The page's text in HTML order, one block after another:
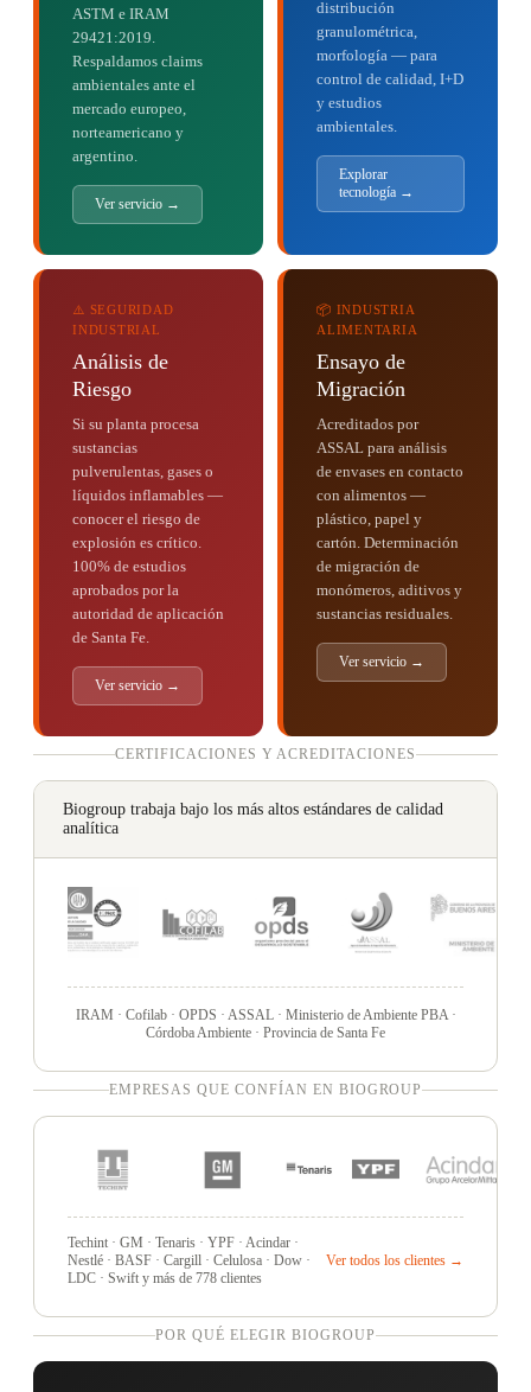
ASTM e IRAM
29421:2019.
Respaldamos claims
ambientales ante el
mercado europeo,
norteamericano y
argentino.
Ver servicio →
distribución
granulométrica,
morfología — para
control de calidad, I+D
y estudios
ambientales.
Explorar
tecnología →
⚠️ SEGURIDAD
INDUSTRIAL
Análisis de
Riesgo
Si su planta procesa
sustancias
pulverulentas, gases o
líquidos inflamables —
conocer el riesgo de
explosión es crítico.
100% de estudios
aprobados por la
autoridad de aplicación
de Santa Fe.
Ver servicio →
📦 INDUSTRIA
ALIMENTARIA
Ensayo de
Migración
Acreditados por
ASSAL para análisis
de envases en contacto
con alimentos —
plástico, papel y
cartón. Determinación
de migración de
monómeros, aditivos y
sustancias residuales.
Ver servicio →
CERTIFICACIONES Y ACREDITACIONES
Biogroup trabaja bajo los más altos estándares de calidad
analítica
IRAM · Cofilab · OPDS · ASSAL · Ministerio de Ambiente PBA ·
Córdoba Ambiente · Provincia de Santa Fe
EMPRESAS QUE CONFÍAN EN BIOGROUP
Techint · GM · Tenaris · YPF · Acindar ·
Nestlé · BASF · Cargill · Celulosa · Dow ·
LDC · Swift y más de 778 clientes
Ver todos los clientes →
POR QUÉ ELEGIR BIOGROUP